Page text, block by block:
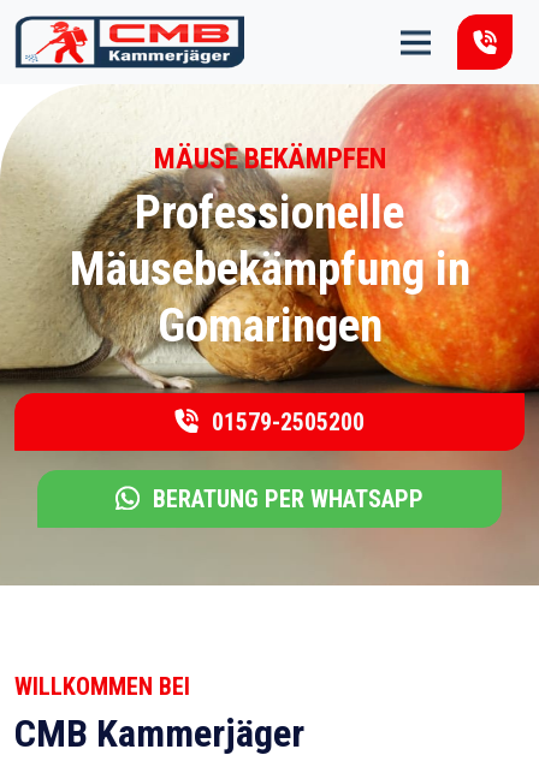
Zum Inhalt springen
MÄUSE BEKÄMPFEN
Professionelle
Mäusebekämpfung in
Gomaringen
01579-2505200
BERATUNG PER WHATSAPP
WILLKOMMEN BEI
CMB Kammerjäger